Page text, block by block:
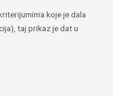
koje je dala
taj prikaz je dat u